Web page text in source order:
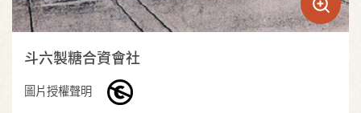
斗六製糖合資會社
圖片授權聲明